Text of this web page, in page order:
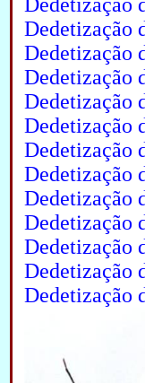
Dedetização
Dedetização
Dedetização
Dedetização
Dedetização
Dedetização
Dedetização
Dedetização
Dedetização
Dedetização
Dedetização
Dedetização